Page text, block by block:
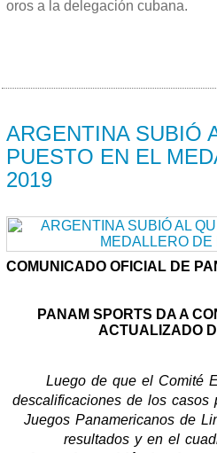
oros a la delegación cubana.
ARGENTINA SUBIÓ
PUESTO EN EL
2019
COMUNICADO OFICIAL DE
PANAM SPORTS DA A
ACTUALIZADO
Luego de que el Comité
descalificaciones de los
Juegos Panamericanos de
resultados y en el